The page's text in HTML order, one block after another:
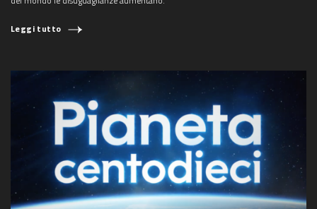
Leggi tutto
COSA STAI CERCANDO?